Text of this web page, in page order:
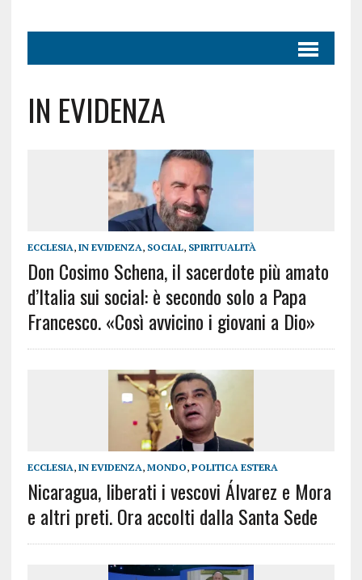
IN EVIDENZA
ECCLESIA, IN EVIDENZA, SOCIAL, SPIRITUALITÀ
Don Cosimo Schena, il sacerdote più amato
d’Italia sui social: è secondo solo a Papa
Francesco. «Così avvicino i giovani a Dio»
ECCLESIA, IN EVIDENZA, MONDO, POLITICA ESTERA
Nicaragua, liberati i vescovi Álvarez e Mora
e altri preti. Ora accolti dalla Santa Sede